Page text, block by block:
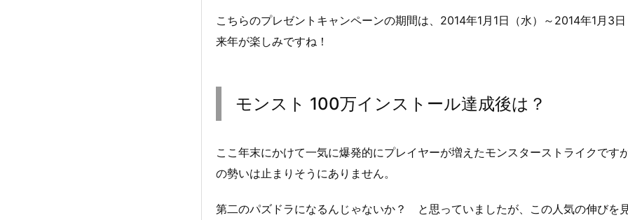
こちらのプレゼントキャンペーンの期間は、2014年1月1日（水）～2014年1月3
来年が楽しみですね！
モンスト 100万インストール達成後は？
ここ年末にかけて一気に爆発的にプレイヤーが増えたモンスターストライクです
の勢いは止まりそうにありません。
第二のパズドラになるんじゃないか？ と思っていましたが、この人気の伸びを